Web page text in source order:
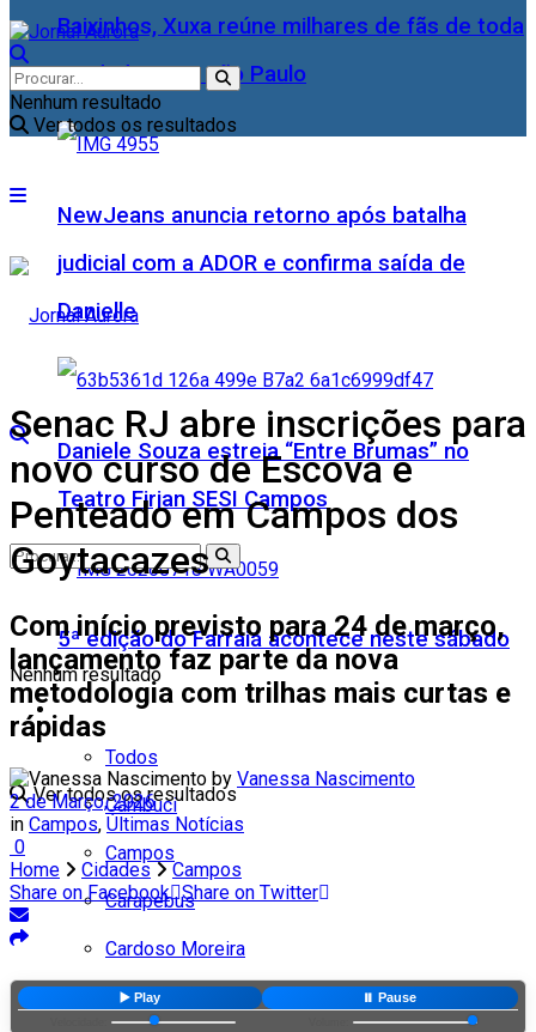
Baixinhos, Xuxa reúne milhares de fãs de toda
as idades, em São Paulo
NewJeans anuncia retorno após batalha
judicial com a ADOR e confirma saída de
Danielle
Daniele Souza estreia “Entre Brumas” no
Teatro Firjan SESI Campos
5ª edição do Farraiá acontece neste sábado
Cidades
Todos
Cambuci
Campos
Carapebus
Cardoso Moreira
Espírito Santo
Nenhum resultado
Ver todos os resultados
Nenhum resultado
Ver todos os resultados
Senac RJ abre inscrições para
novo curso de Escova e
Penteado em Campos dos
Goytacazes
Com início previsto para 24 de março,
lançamento faz parte da nova
metodologia com trilhas mais curtas e
rápidas
by Vanessa Nascimento
2 de Março, 2026
in Campos, Últimas Notícias
0
Home
Cidades
Campos
Share on Facebook Share on Twitter
▶️ Play ⏸️ Pause